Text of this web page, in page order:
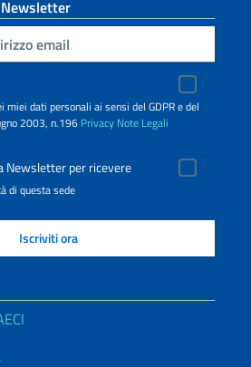
dati personali ai sensi del GDPR e del
2003, n.196 Privacy Note Legali
Newsletter per ricevere
di questa sede